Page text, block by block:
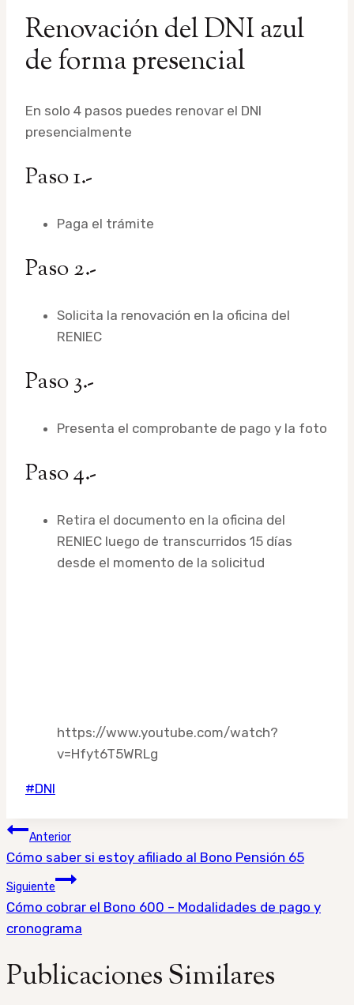
Renovación del DNI azul
de forma presencial
En solo 4 pasos puedes renovar el DNI
presencialmente
Paso 1.-
Paga el trámite
Paso 2.-
Solicita la renovación en la oficina del
RENIEC
Paso 3.-
Presenta el comprobante de pago y la foto
Paso 4.-
Retira el documento en la oficina del
RENIEC luego de transcurridos 15 días
desde el momento de la solicitud
https://www.youtube.com/watch?
v=Hfyt6T5WRLg
Etiquetas
la
entrada:
#DNI
Navegación
de
entradas
Anterior
Cómo saber si estoy afiliado al Bono Pensión 65
Siguiente
Cómo cobrar el Bono 600 – Modalidades de pago y
cronograma
Publicaciones Similares